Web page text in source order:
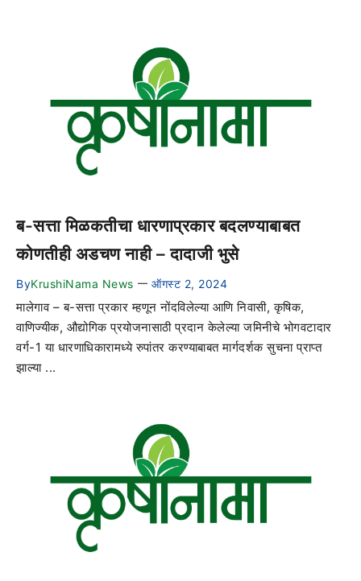
ब-सत्ता मिळकतीचा धारणाप्रकार बदलण्याबाबत
कोणतीही अडचण नाही – दादाजी भुसे
ByKrushiNama News — ऑगस्ट 2, 2024
मालेगाव – ब-सत्ता प्रकार म्हणून नोंदविलेल्या आणि निवासी, कृषिक,
वाणिज्यीक, औद्योगिक प्रयोजनासाठी प्रदान केलेल्या जमिनीचे भोगवटादार
वर्ग-1 या धारणाधिकारामध्ये रुपांतर करण्याबाबत मार्गदर्शक सुचना प्राप्त
झाल्या ...